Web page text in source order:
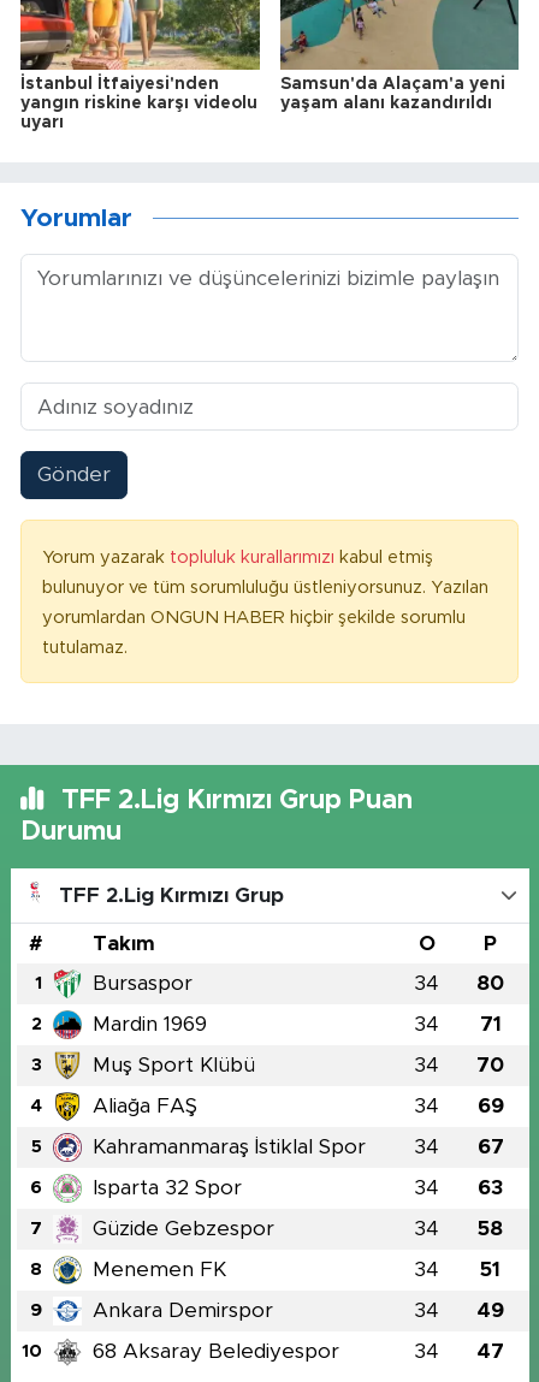
İstanbul İtfaiyesi'nden
yangın riskine karşı videolu
uyarı
Samsun'da Alaçam'a yeni
yaşam alanı kazandırıldı
Yorumlar
Gönder
Yorum yazarak topluluk kurallarımızı kabul etmiş
bulunuyor ve tüm sorumluluğu üstleniyorsunuz. Yazılan
yorumlardan ONGUN HABER hiçbir şekilde sorumlu
tutulamaz.
TFF 2.Lig Kırmızı Grup Puan
Durumu
TFF 2.Lig Kırmızı Grup
# Takım O P
1 Bursaspor 34 80
2 Mardin 1969 34 71
3 Muş Sport Klübü 34 70
4 Aliağa FAŞ 34 69
5 Kahramanmaraş İstiklal Spor 34 67
6 Isparta 32 Spor 34 63
7 Güzide Gebzespor 34 58
8 Menemen FK 34 51
9 Ankara Demirspor 34 49
10 68 Aksaray Belediyespor 34 47